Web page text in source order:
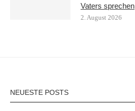
Vaters sprechen
2. August 2026
NEUESTE POSTS